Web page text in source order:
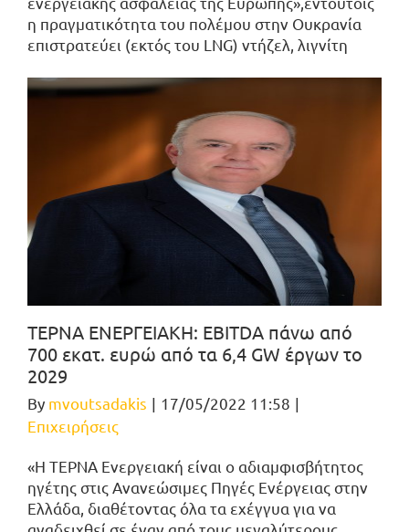
η πραγματικότητα του πολέμου στην Ουκρανία
επιστρατεύει (εκτός του LNG) ντήζελ, λιγνίτη
ΤΕΡΝΑ ΕΝΕΡΓΕΙΑΚΗ: EBITDA πάνω από
700 εκατ. ευρώ από τα 6,4 GW έργων το
2029
By mvoutsadakis | 17/05/2022 11:58 |
Επιχειρήσεις
«Η ΤΕΡΝΑ Ενεργειακή είναι ο αδιαμφισβήτητος
ηγέτης στις Ανανεώσιμες Πηγές Ενέργειας στην
Ελλάδα, διαθέτοντας όλα τα εχέγγυα για να